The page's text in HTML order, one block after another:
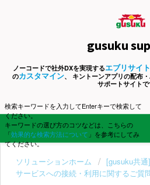
gusuku
ノーコードで社外DXを実現するエブリサイト
のカスタマイン、 キントーンアプリの配布
サポートサイトで
検索キーワードを入力してEnterキーで検索して
ください。
キーワードの選び方のコツなどは、こちらの
「効果的な検索方法について 」を参考にしてみ
てください。
ソリューションホーム
[gusuku共
サービスへの接続・利用に関するご質